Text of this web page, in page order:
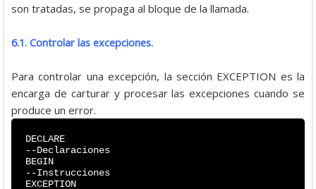
son tratadas, se propaga al bloque de la llamada.
6.1. Controlar las excepciones.
Para controlar una excepción, la sección EXCEPTION es la
encarga de carturar y procesar las excepciones cuando se
produce un error.
DECLARE
--Declaraciones
BEGIN
--Instrucciones
EXCEPTION